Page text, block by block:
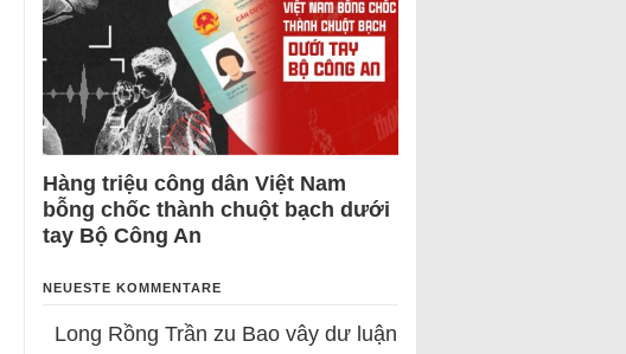
Hàng triệu công dân Việt Nam
bỗng chốc thành chuột bạch dưới
tay Bộ Công An
NEUESTE KOMMENTARE
Long Rồng Trần zu Bao vây dư luận